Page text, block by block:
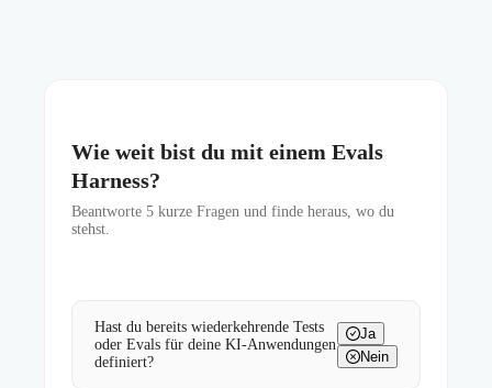
Wie weit bist du mit einem Evals
Harness?
Beantworte 5 kurze Fragen und finde heraus, wo du
stehst.
Hast du bereits wiederkehrende Tests
oder Evals für deine KI-Anwendungen
definiert?
Ja
Nein